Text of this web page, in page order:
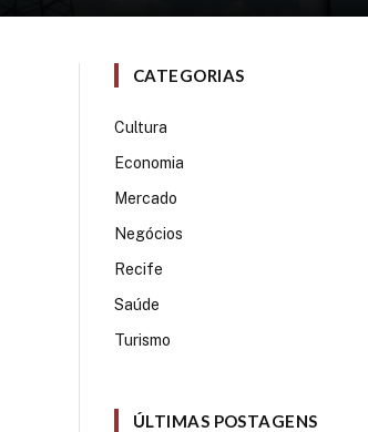
CATEGORIAS
Cultura
Economia
Mercado
Negócios
Recife
Saúde
Turismo
ÚLTIMAS POSTAGENS